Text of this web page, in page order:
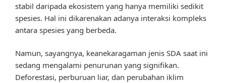
stabil daripada ekosistem yang hanya memiliki sedikit
spesies. Hal ini dikarenakan adanya interaksi kompleks
antara spesies yang berbeda.
Namun, sayangnya, keanekaragaman jenis SDA saat ini
sedang mengalami penurunan yang signifikan.
Deforestasi, perburuan liar, dan perubahan iklim